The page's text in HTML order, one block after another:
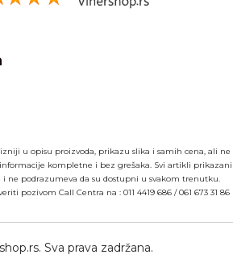
u opisu proizvoda, prikazu slika i samih cena, ali ne
kompletne i bez grešaka. Svi artikli prikazani
i ne podrazumeva da su dostupni u svakom trenutku.
pozivom Call Centra na : 011 4419 686 /061 673 31 86
Sva prava zadržana.